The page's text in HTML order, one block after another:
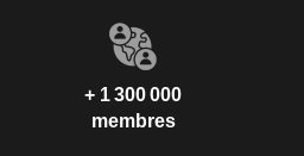
+ 1 300 000
membres